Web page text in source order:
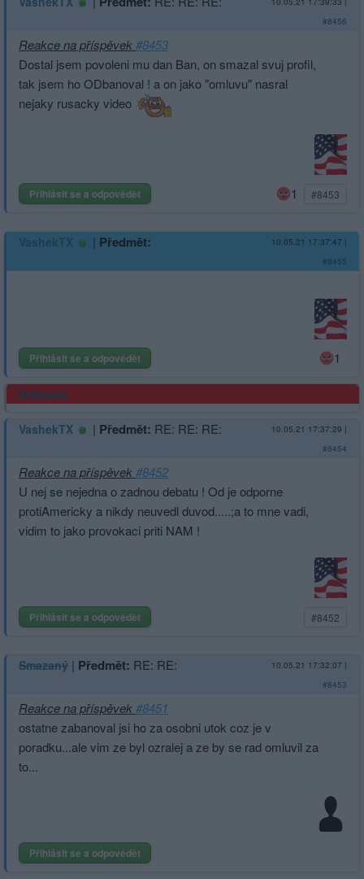
#8456
Reakce na příspěvek#8453
Dostal jsem povoleni mu dan Ban, on smazal svuj profil,
tak jsem ho ODbanoval ! a on jako "omluvu" nasral
nejaky rusacky video
Přihlásit se a odpovědět 1 #8453
VashekTX | Předmět: 10.05.21 17:37:47 |
#8455
Přihlásit se a odpovědět 1
Reklama
VashekTX | Předmět: RE: RE: RE: 10.05.21 17:37:29 |
#8454
Reakce na příspěvek#8452
U nej se nejedna o zadnou debatu ! Od je odporne
protiAmericky a nikdy neuvedl duvod.....;a to mne vadi,
vidim to jako provokaci priti NAM !
Přihlásit se a odpovědět #8452
Smazaný | Předmět: RE: RE: 10.05.21 17:32:07 |
#8453
Reakce na příspěvek#8451
ostatne zabanoval jsi ho za osobni utok coz je v
poradku...ale vim ze byl ozralej a ze by se rad omluvil za
to...
Přihlásit se a odpovědět